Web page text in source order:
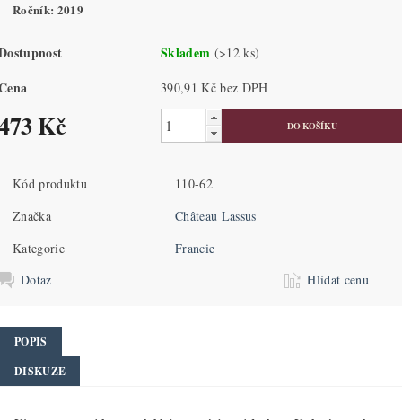
Ročník: 2019
Skladem (>12 ks)
390,91 Kč bez DPH
Kč
Kód produktu
110-62
Značka
Château Lassus
Kategorie
Francie
Dotaz
Hlídat cenu
POPIS
DISKUZE